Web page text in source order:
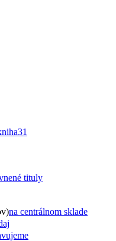
31
tituly
na centrálnom sklade